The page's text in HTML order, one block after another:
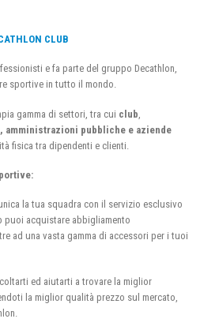
CLUB
e fa parte del gruppo Decathlon,
sportive in tutto il mondo.
gamma di settori, tra cui club
pubbliche e aziende
fisica tra dipendenti e clienti.
la tua squadra con il servizio esclusivo
puoi acquistare abbigliamento
ad una vasta gamma di accessori per i tuoi
ed aiutarti a trovare la miglior
la miglior qualità prezzo sul mercato,